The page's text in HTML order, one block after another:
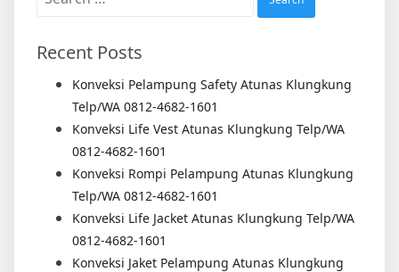
Recent Posts
Konveksi Pelampung Safety Atunas Klungkung
Telp/WA 0812-4682-1601
Konveksi Life Vest Atunas Klungkung Telp/WA
0812-4682-1601
Konveksi Rompi Pelampung Atunas Klungkung
Telp/WA 0812-4682-1601
Konveksi Life Jacket Atunas Klungkung Telp/WA
0812-4682-1601
Konveksi Jaket Pelampung Atunas Klungkung